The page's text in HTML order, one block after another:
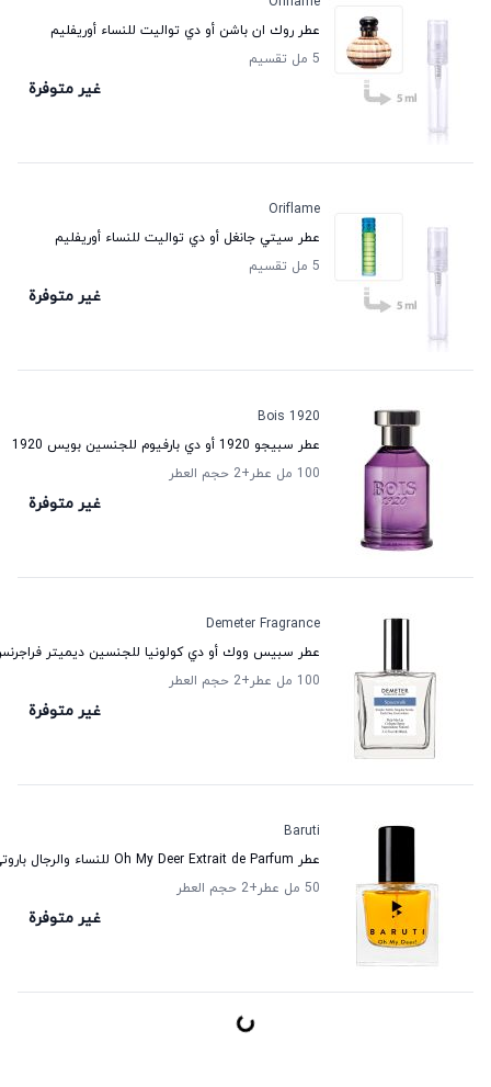
عطر روك ان باشن أو دي تواليت للنساء أوريفليم
5 مل تقسيم
غير متوفرة
Oriflame
عطر سيتي جانغل أو دي تواليت للنساء أوريفليم
5 مل تقسيم
غير متوفرة
Bois 1920
عطر سبيجو 1920 أو دي بارفيوم للجنسين بویس 1920
100 مل عطر
+2 حجم العطر
غير متوفرة
Demeter Fragrance
عطر سبيس ووك أو دي كولونيا للجنسين ديميتر
100 مل عطر
+2 حجم العطر
غير متوفرة
Baruti
عطر Oh My Deer Extrait de Parfum للنساء والرجال باروتي
50 مل عطر
+2 حجم العطر
غير متوفرة